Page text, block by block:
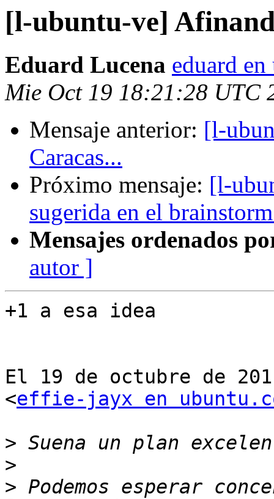
[l-ubuntu-ve]
Eduard Lucena eduard
Mie Oct 19 18:21:28 UTC
Mensaje anterior: [l-
Caracas...
Próximo mensaje: [l-
sugerida en el
Mensajes ordenados
autor ]
+1 a esa idea
El 19 de octubre de
<effie-jayx en
>
>
> Podemos esperar